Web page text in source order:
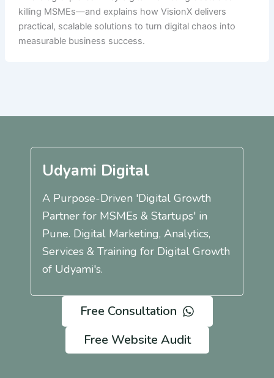
killing MSMEs—and explains how VisionX delivers
practical, scalable solutions to turn digital chaos into
measurable business success.
Udyami Digital
A Purpose-Driven 'Digital Growth
Partner for MSMEs & Startups' in
Pune. Digital Marketing, Analytics,
Services & Training for Digital Growth
of Udyami's.
Free Consultation
Free Website Audit